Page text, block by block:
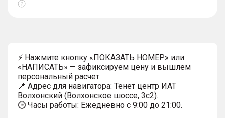
Показать
⚡ Нажмите кнопку «ПОКАЗАТЬ НОМЕР» или
«НАПИСАТЬ» — зафиксируем цену и вышлем
персональный расчет
📍 Адрес для навигатора: Тенет центр ИАТ
Волхонский (Волхонское шоссе, 3с2).
🕒 Часы работы: Ежедневно с 9:00 до 21:00.